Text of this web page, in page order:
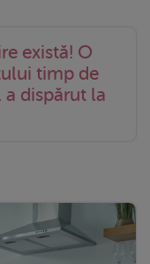
există! O
timp de
dispărut la